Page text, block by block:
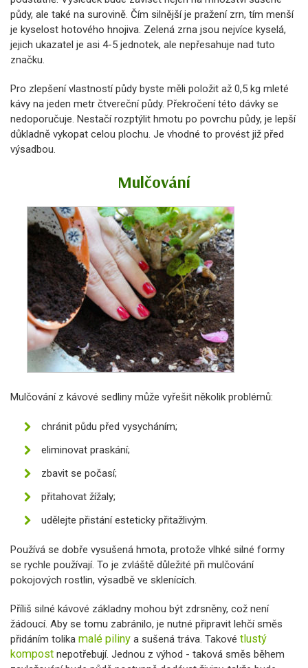
půdy, ale také na surovině. Čím silnější je pražení zrn, tím menší
je kyselost hotového hnojiva. Zelená zrna jsou nejvíce kyselá,
jejich ukazatel je asi 4-5 jednotek, ale nepřesahuje nad tuto
značku.
Pro zlepšení vlastností půdy byste měli položit až 0,5 kg mleté ​​
kávy na jeden metr čtvereční půdy. Překročení této dávky se
nedoporučuje. Nestačí rozptýlit hmotu po povrchu půdy, je lepší
důkladně vykopat celou plochu. Je vhodné to provést již před
výsadbou.
Mulčování
Mulčování z kávové sedliny může vyřešit několik problémů:
chránit půdu před vysycháním;
eliminovat praskání;
zbavit se počasí;
přitahovat žížaly;
udělejte přistání esteticky přitažlivým.
Používá se dobře vysušená hmota, protože vlhké silné formy
se rychle používají. To je zvláště důležité při mulčování
pokojových rostlin, výsadbě ve sklenících.
Příliš silné kávové základny mohou být zdrsněny, což není
žádoucí. Aby se tomu zabránilo, je nutné připravit lehčí směs
přidáním tolika malé piliny a sušená tráva. Takové tlustý
kompost nepotřebují. Jednou z výhod - taková směs během